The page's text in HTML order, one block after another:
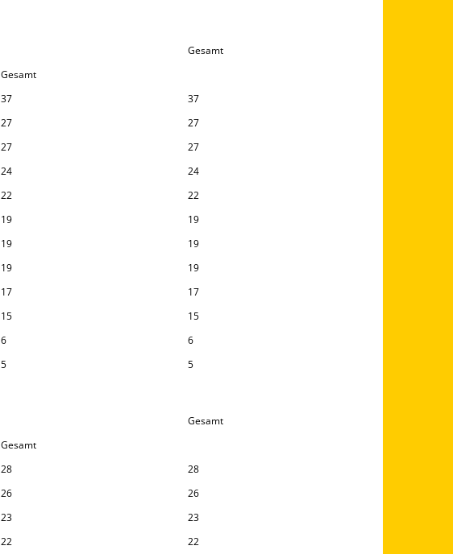
Gesamt
Gesamt
37
37
27
27
27
27
24
24
22
22
19
19
19
19
19
19
17
17
15
15
6
6
5 5
Gesamt
Gesamt
28
28
26
26
23
23
22
22